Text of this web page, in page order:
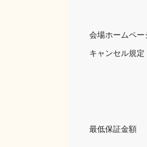
会場ホームペー
キャンセル規定
最低保証金額